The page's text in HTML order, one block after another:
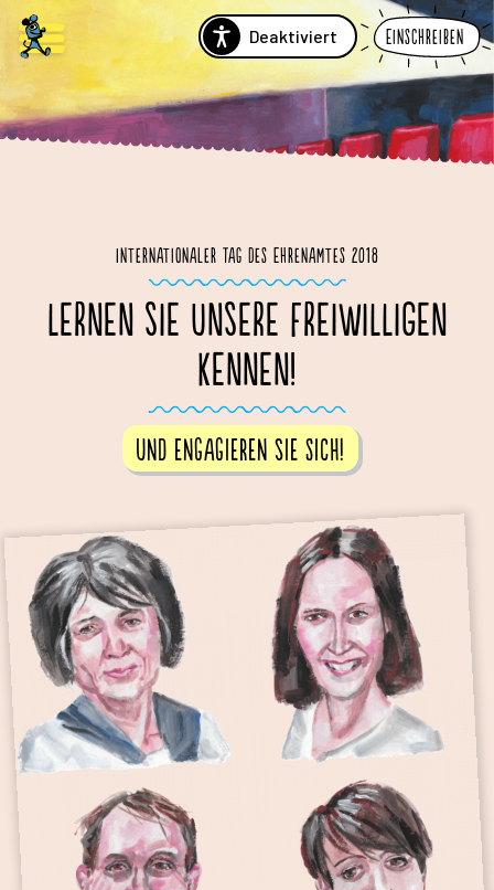
Deaktiviert Einschreiben
Internationaler Tag des Ehrenamtes 2018
LERNEN SIE UNSERE FREIWILLIGEN
KENNEN!
Und engagieren Sie sich!